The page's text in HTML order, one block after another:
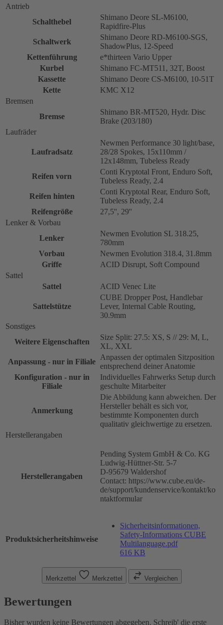
Antrieb
Schalthebel
Shimano Deore SL-M6100,
Rapidfire-Plus
Schaltwerk
Shimano Deore RD-M6100-SGS,
ShadowPlus, 12-Speed
Kettenführung
e*thirteen Vario Upper
Kurbel
Shimano FC-MT511, 32T, Boost
Kassette
Shimano Deore CS-M6100, 10-51T
Kette
KMC X12
Bremsen
Bremse
Shimano BR-MT520, Hydr. Disc
Brake (203/180)
Laufräder
Laufradsatz
Newmen Performance 30 light/base,
28/28 Spokes, 15x110mm /
12x148mm, Tubeless Ready
Reifen vorn
Conti Kryptotal Front, Enduro Soft,
Tubeless Ready, 2.4
Reifen hinten
Conti Kryptotal Rear, Enduro Soft,
Tubeless Ready, 2.4
Reifengröße
27,5'', 29''
Lenker & Vorbau
Lenker
Newmen Evolution SL 318.25,
780mm
Vorbau
Newmen Evolution 318.4, 31.8mm
Griffe
ACID Disrupt, Soft Compound
Sattel
Sattel
ACID Venec Lite
Sattelstütze
CUBE Dropper Post, Handlebar
Lever, Internal Cable Routing,
30.9mm
Sonstiges
Weitere Eigenschaften
Size Split: 27.5: XS, S // 29: M, L,
XL, XXL
Anpassung - nur in Filiale
Anpassen der optimalen Sitzposition
entsprechend deiner Anatomie
Konfiguration - nur in
Filiale
Individuelles Fahrwerks Setup durch
geschulte Mitarbeiter
Anmerkung
Die Abbildung kann abweichen. Der
Hersteller behält es sich vor,
bestimmte Komponenten durch
qualitativ gleichwertige zu ersetzen.
Herstellerangaben
Herstellerangaben
Pending System GmbH & Co. KG
Ludwig-Hüttner-Str. 5-7
D-95679 Waldershof
Contact: https://www.cube.eu/de-
de/support/kundenservice/kontakt/ko
ntaktformular
Produktsicherheitshinweise
Sicherheitsinformationen,
Safety-Informations CUBE
Multilanguage.pdf
616 KB
Merkzettel Merkzettel Vergleichen
Bewertungen
Bisher wurden keine Bewertungen abgegeben. Schreib' die erste